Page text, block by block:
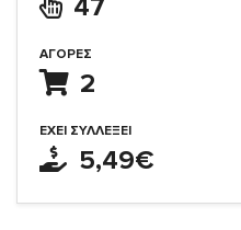
47
ΑΓΟΡΈΣ
2
ΈΧΕΙ ΣΥΛΛΈΞΕΙ
5,49€